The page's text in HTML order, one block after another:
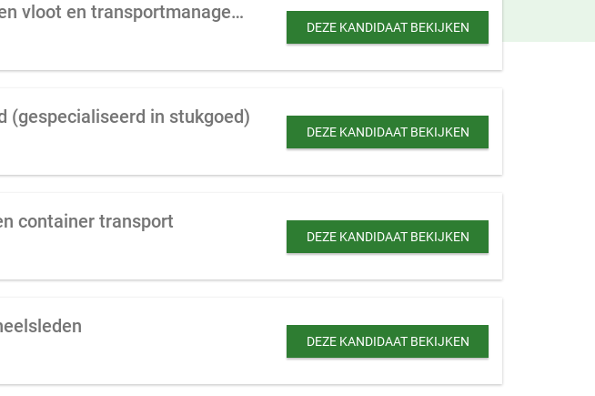
Internationaal transportbedrijf te koop gevraagd met eigen vloot en transportmanagement
DEZE KANDIDAAT BEKIJKEN
(gespecialiseerd in stukgoed)
DEZE KANDIDAAT BEKIJKEN
container transport
DEZE KANDIDAAT BEKIJKEN
DEZE KANDIDAAT BEKIJKEN